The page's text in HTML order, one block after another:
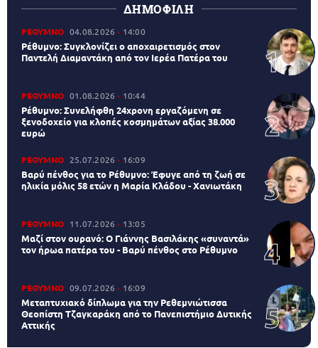
ΔΗΜΟΦΙΛΗ
ΡΕΘΥΜΝΟ 04.08.2026 14:00
Ρέθυμνο: Συγκλονίζει ο αποχαιρετισμός στον
Παντελή Διαμαντάκη από τον Ιερέα Πατέρα του
ΡΕΘΥΜΝΟ 01.08.2026 10:44
Ρέθυμνο: Συνελήφθη 24χρονη εργαζόμενη σε
ξενοδοχείο για κλοπές κοσμημάτων αξίας 38.000
ευρώ
ΡΕΘΥΜΝΟ 25.07.2026 16:09
Βαρύ πένθος για το Ρέθυμνο: Έφυγε από τη ζωή σε
ηλικία μόλις 58 ετών η Μαρία Κλάδου - Χανιωτάκη
ΡΕΘΥΜΝΟ 11.07.2026 13:05
Μαζί στον ουρανό: Ο Γιάννης Βασιλάκης «συναντά»
τον ήρωα πατέρα του - Βαρύ πένθος στο Ρέθυμνο
ΡΕΘΥΜΝΟ 09.07.2026 16:09
Μεταπτυχιακό δίπλωμα για την Ρεθεμνιώτισσα
Θεοπίστη Τζαγκαράκη από το Πανεπιστήμιο Δυτικής
Αττικής